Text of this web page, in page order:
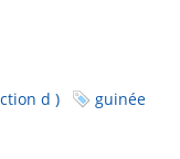
d )
guinée